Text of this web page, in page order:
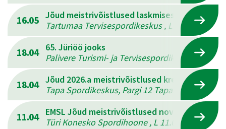
16.05 Jõud meistrivõistlused laskmises
Tartumaa Tervisespordikeskus , L 16.05.2026 -
18.04
65. Jüriöö jooks
Palivere Turismi- ja Tervisespordikeskus , L
18.04 Jõud 2026.a meistrivõistlused kreeka-rooma
Tapa Spordikeskus, Pargi 12 Tapal , L
11.04
EMSL Jõud meistrivõistlused novuses
Türi Konesko Spordihoone , L 11.04.2026 - P